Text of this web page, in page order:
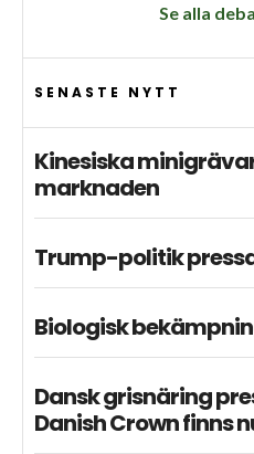
Se alla
SENASTE NYTT
Kinesiska
marknaden
Trump-politik
Biologisk
Dansk grisnäring
Danish Crown finns